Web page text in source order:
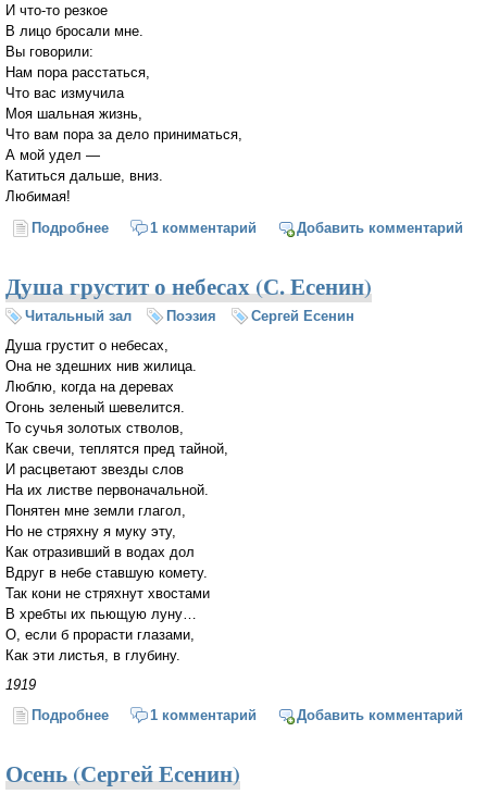
И что-то резкое
В лицо бросали мне.
Вы говорили:
Нам пора расстаться,
Что вас измучила
Моя шальная жизнь,
Что вам пора за дело приниматься,
А мой удел —
Катиться дальше, вниз.
Любимая!
Подробнее о Письмо женщине (Сергей Есенин)
1 комментарий Добавить комментарий
Душа грустит о небесах (С. Есенин)
Читальный зал Поэзия
Сергей Есенин
Душа грустит о небесах,
Она не здешних нив жилица.
Люблю, когда на деревах
Огонь зеленый шевелится.
То сучья золотых стволов,
Как свечи, теплятся пред тайной,
И расцветают звезды слов
На их листве первоначальной.
Понятен мне земли глагол,
Но не стряхну я муку эту,
Как отразивший в водах дол
Вдруг в небе ставшую комету.
Так кони не стряхнут хвостами
В хребты их пьющую луну…
О, если б прорасти глазами,
Как эти листья, в глубину.
1919
Подробнее о Душа грустит о небесах (С. Есенин)
1 комментарий Добавить комментарий
Осень (Сергей Есенин)